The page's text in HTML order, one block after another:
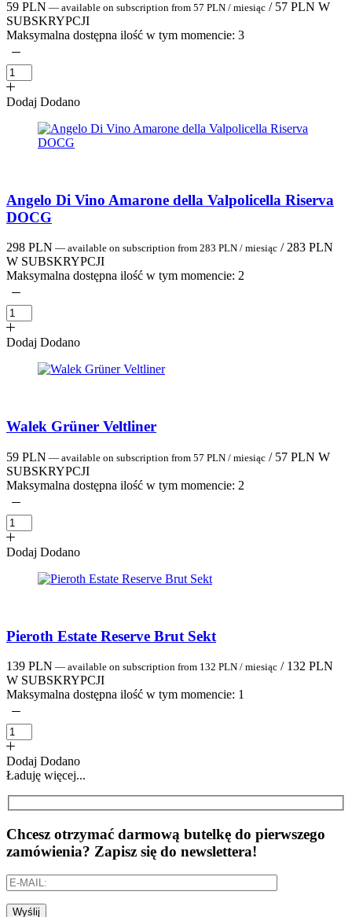
59 PLN — available on subscription from 57 PLN / miesiąc / 57 PLN W
SUBSKRYPCJI
Maksymalna dostępna ilość w tym momencie: 3
Dodaj Dodano
Angelo Di Vino Amarone della Valpolicella Riserva
DOCG
298 PLN — available on subscription from 283 PLN / miesiąc / 283 PLN
W SUBSKRYPCJI
Maksymalna dostępna ilość w tym momencie: 2
Dodaj Dodano
Walek Grüner Veltliner
59 PLN — available on subscription from 57 PLN / miesiąc / 57 PLN W
SUBSKRYPCJI
Maksymalna dostępna ilość w tym momencie: 2
Dodaj Dodano
Pieroth Estate Reserve Brut Sekt
139 PLN — available on subscription from 132 PLN / miesiąc / 132 PLN
W SUBSKRYPCJI
Maksymalna dostępna ilość w tym momencie: 1
Dodaj Dodano
Ładuję więcej...
Chcesz otrzymać darmową butelkę do pierwszego
zamówienia? Zapisz się do newslettera!
Wyślij